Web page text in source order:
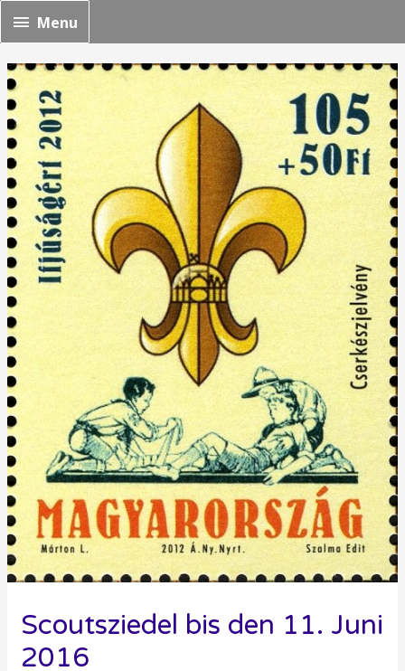
Menu
Menu
Scoutsziedel bis den 11. Juni
2016